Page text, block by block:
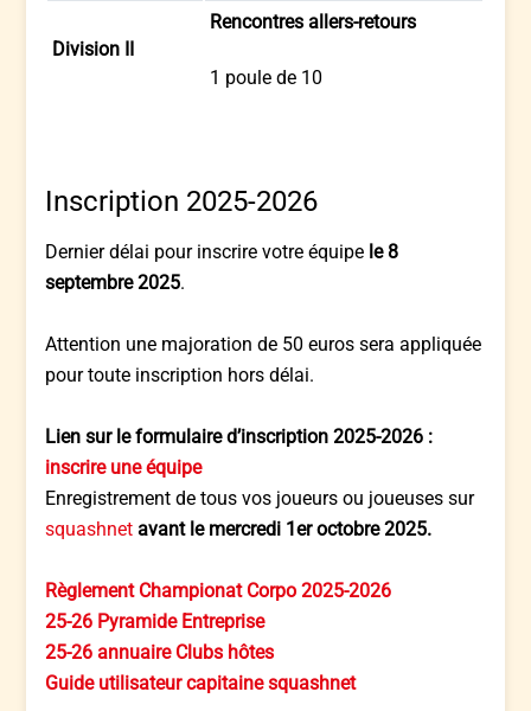
Division II
Rencontres allers-retours
1 poule de 10
Inscription 2025-2026
Dernier délai pour inscrire votre équipe le 8
septembre 2025.
Attention une majoration de 50 euros sera appliquée
pour toute inscription hors délai.
Lien sur le formulaire d’inscription 2025-2026 :
inscrire une équipe
Enregistrement de tous vos joueurs ou joueuses sur
squashnet avant le mercredi 1er octobre 2025.
Règlement Championat Corpo 2025-2026
25-26 Pyramide Entreprise
25-26 annuaire Clubs hôtes
Guide utilisateur capitaine squashnet